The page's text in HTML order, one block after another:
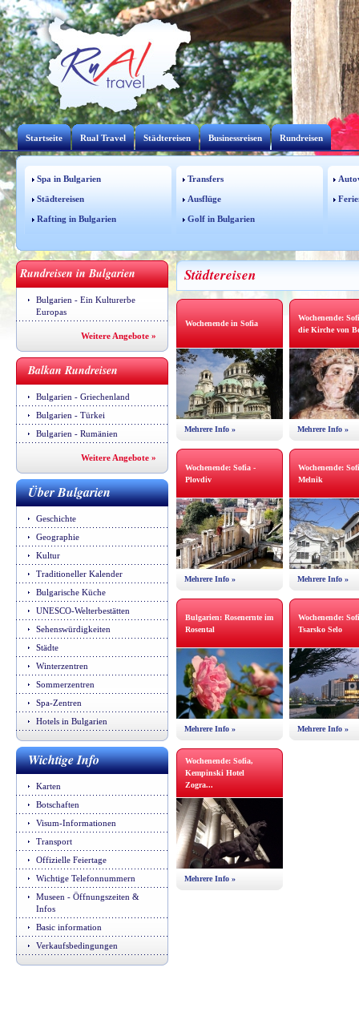
Startseite Rual Travel Städtereisen Businessreisen Rundreisen
Spa in Bulgarien Transfers
Städtereisen Ausflüge
Rafting in Bulgarien Golf in Bulgarien
Rundreisen in Bulgarien
Bulgarien - Ein Kulturerbe
Europas
Weitere Angebote »
Balkan Rundreisen
Bulgarien - Griechenland
Bulgarien - Türkei
Bulgarien - Rumänien
Weitere Angebote »
Über Bulgarien
Geschichte
Geographie
Kultur
Traditioneller Kalender
Bulgarische Küche
UNESCO-Welterbestätten
Sehenswürdigkeiten
Städte
Winterzentren
Sommerzentren
Spa-Zentren
Hotels in Bulgarien
Wichtige Info
Karten
Botschaften
Visum-Informationen
Transport
Offizielle Feiertage
Wichtige Telefonnummern
Museen - Öffnungszeiten &
Infos
Basic information
Verkaufsbedingungen
Städtereisen
Wochenende in Sofia
Mehrere Info »
Wochenende:
die Kirche von
Mehrere Info »
Wochenende: Sofia -
Plovdiv
Mehrere Info »
Wochenende:
Melnik
Mehrere Info »
Bulgarien: Rosenernte im
Rosental
Mehrere Info »
Wochenende:
Tsarsko Selo
Mehrere Info »
Wochenende: Sofia,
Kempinski Hotel
Zogra...
Mehrere Info »